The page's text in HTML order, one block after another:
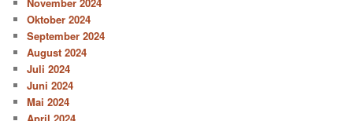
November 2024
Oktober 2024
September 2024
August 2024
Juli 2024
Juni 2024
Mai 2024